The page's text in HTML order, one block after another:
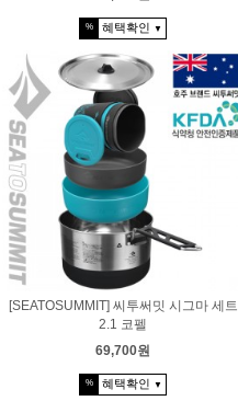
% 혜택확인 ▼
[SEATOSUMMIT] 씨투써밋 시그마 세트
2.1 코펠
69,700원
% 혜택확인 ▼